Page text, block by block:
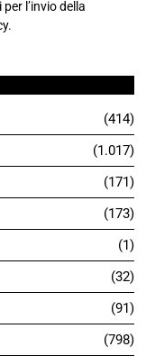
l’invio della
.
414
1.017
171
173
1
32
91
798